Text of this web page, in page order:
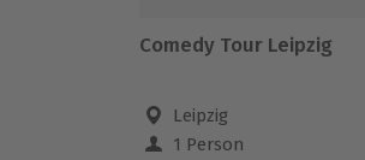
Comedy Tour Leipzig
Leipzig
1 Person